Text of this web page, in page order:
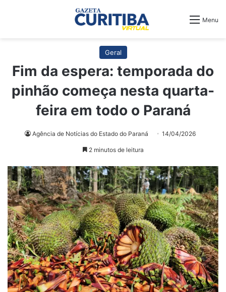
Menu
Geral
Fim da espera: temporada do
pinhão começa nesta quarta-
feira em todo o Paraná
Agência de Notícias do Estado do Paraná 14/04/2026
2 minutos de leitura